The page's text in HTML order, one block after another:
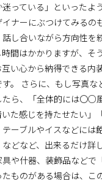
迷っている」といったよ
ナーにぶつけてみるの
し合いながら方向性を
間はかかりますが、そ
い心から納得できる内
。 さらに、もし写真
ら、「全体的には〇○
た感じを持たせたい」
ーブルやイスなどには
どなど、出来るだけ詳
や什器、装飾品などで
ものがある場合は、こ